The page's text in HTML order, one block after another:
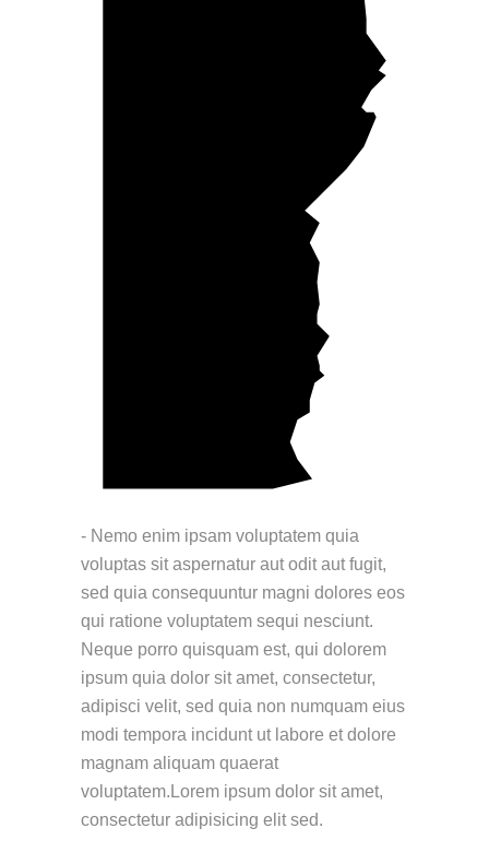
- Nemo enim ipsam voluptatem quia
voluptas sit aspernatur aut odit aut fugit,
sed quia consequuntur magni dolores eos
qui ratione voluptatem sequi nesciunt.
Neque porro quisquam est, qui dolorem
ipsum quia dolor sit amet, consectetur,
adipisci velit, sed quia non numquam eius
modi tempora incidunt ut labore et dolore
magnam aliquam quaerat
voluptatem.Lorem ipsum dolor sit amet,
consectetur adipisicing elit sed.